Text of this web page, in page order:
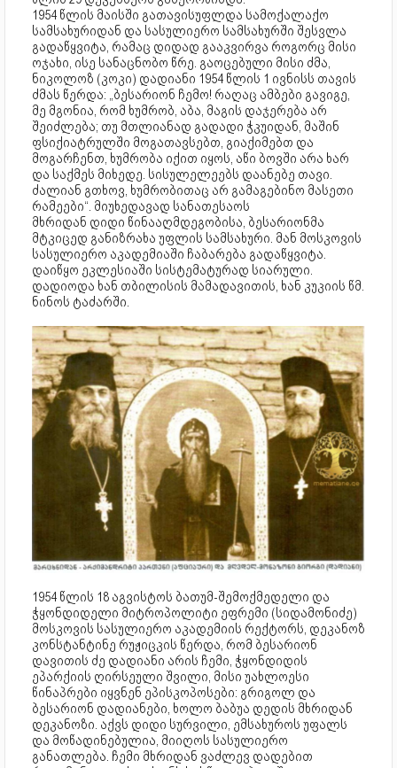
1954 წლის მაისში გათავისუფლდა სამოქალაქო
სამსახურიდან და სასულიერო სამსახურში შესვლა
გადაწყვიტა, რამაც დიდად გააკვირვა როგორც მისი
ოჯახი, ისე სანაცნობო წრე. გაოცებული მისი ძმა,
ნიკოლოზ (კოკი) დადიანი 1954 წლის 1 ივნისს თავის
ძმას წერდა: „ბესარიონ ჩემო! რაღაც ამბები გავიგე,
მე მგონია, რომ ხუმრობ, აბა, მაგის დაჯერება არ
შეიძლება; თუ მთლიანად გადადი ჭკუიდან, მაშინ
ფსიქიატრულში მოგათავსებთ, გიაქიმებთ და
მოგარჩენთ, ხუმრობა იქით იყოს, აწი ბოვში არა ხარ
და საქმეს მიხედე. სისულელეებს დაანებე თავი.
ძალიან გთხოვ, ხუმრობითაც არ გამაგებინო მასეთი
რამეები“. მიუხედავად სანათესაოს
მხრიდან დიდი წინააღმდეგობისა, ბესარიონმა
მტკიცედ განიზრახა უფლის სამსახური. მან მოსკოვის
სასულიერო აკადემიაში ჩაბარება გადაწყვიტა.
დაიწყო ეკლესიაში სისტემატურად სიარული.
დადიოდა ხან თბილისის მამადავითის, ხან კუკიის წმ.
ნინოს ტაძარში.
1954 წლის 18 აგვისტოს ბათუმ-შემოქმედელი და
ჭყონდიდელი მიტროპოლიტი ეფრემი (სიდამონიძე)
მოსკოვის სასულიერო აკადემიის რექტორს, დეკანოზ
კონსტანტინე რუჟიცკის წერდა, რომ ბესარიონ
დავითის ძე დადიანი არის ჩემი, ჭყონდიდის
ეპარქიის ღირსეული შვილი, მისი უახლოესი
წინაპრები იყვნენ ეპისკოპოსები: გრიგოლ და
ბესარიონ დადიანები, ხოლო ბაბუა დედის მხრიდან
დეკანოზი. აქვს დიდი სურვილი, ემსახუროს უფალს
და მოწადინებულია, მიიღოს სასულიერო
განათლება. ჩემი მხრიდან ვაძლევ დადებით